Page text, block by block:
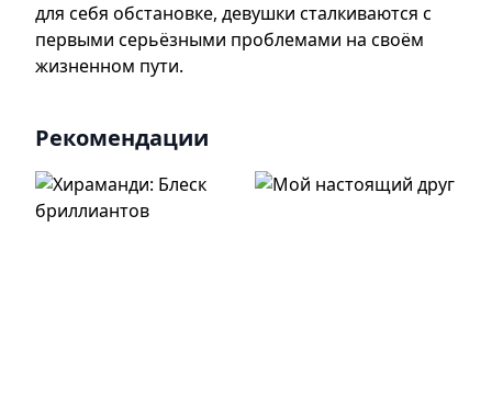
для себя обстановке, девушки сталкиваются с
первыми серьёзными проблемами на своём
жизненном пути.
Рекомендации